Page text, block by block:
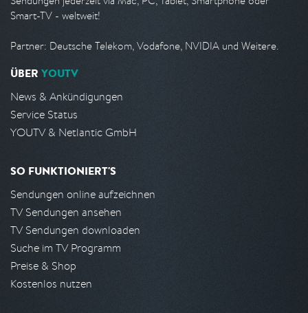
Smart-TV - weltweit!
Partner: Deutsche Telekom, Vodafone, NVIDIA und Weitere.
ÜBER YOUTV
News & Ankündigungen
Service Status
YOUTV & Netlantic GmbH
SO FUNKTIONIERT'S
Sendungen online aufzeichnen
TV Sendungen ansehen
TV Sendungen downloaden
Suche im TV Programm
Preise & Shop
Kostenlos nutzen